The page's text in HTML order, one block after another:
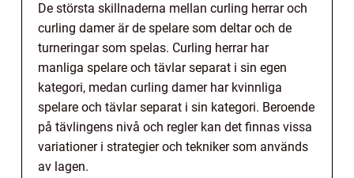
De största skillnaderna mellan curling herrar och
curling damer är de spelare som deltar och de
turneringar som spelas. Curling herrar har
manliga spelare och tävlar separat i sin egen
kategori, medan curling damer har kvinnliga
spelare och tävlar separat i sin kategori. Beroende
på tävlingens nivå och regler kan det finnas vissa
variationer i strategier och tekniker som används
av lagen.